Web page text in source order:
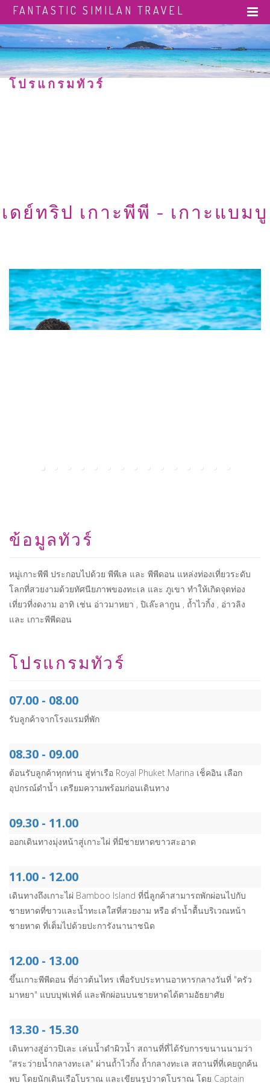
FANTASTIC SIMILAN TRAVEL
โปรแกรมทัวร์
เดย์ทริป เกาะพีพี - เกาะแบมบู
ข้อมูลทัวร์
หมู่เกาะพีพี ประกอบไปด้วย พีพีเล และ พีพีดอน แหล่งท่องเที่ยวระดับ
โลกที่สวยงามด้วยทัศนียภาพของทะเล และ ภูเขา ทำให้เกิดจุดท่อง
เที่ยวที่งดงาม อาทิ เช่น อ่าวมาหยา , ปิเล๊ะลากูน , ถ้ำไวกิ้ง , อ่าวลิง
และ เกาะพีพีดอน
โปรแกรมทัวร์
07.00 - 08.00
รับลูกค้าจากโรงแรมที่พัก
08.30 - 09.00
ต้อนรับลูกค้าทุกท่าน สู่ท่าเรือ Royal Phuket Marina เช็คอิน เลือก
อุปกรณ์ดำน้ำ เตรียมความพร้อมก่อนเดินทาง
09.30 - 11.00
ออกเดินทางมุ่งหน้าสู่เกาะไผ่ ที่มีชายหาดขาวสะอาด
11.00 - 12.00
เดินทางถึงเกาะไผ่ Bamboo Island ที่นี่ลูกค้าสามารถพักผ่อนไปกับ
ชายหาดที่ขาวและน้ำทะเลใสที่สวยงาม หรือ ดำน้ำตื้นบริเวณหน้า
ชายหาด ที่เต็มไปด้วยปะการังนานาชนิด
12.00 - 13.00
ขึ้นเกาะพีพีดอน ที่อ่าวต้นไทร เพื่อรับประทานอาหารกลางวันที่ "ครัว
มาหยา" แบบบุฟเฟ่ต์ และพักผ่อนบนชายหาดได้ตามอัธยาศัย
13.30 - 15.30
เดินทางสู่อ่าวปิเละ เล่นน้ำดำผิวน้ำ สถานที่ที่ได้รับการขนานนามว่า
"สระว่ายน้ำกลางทะเล" ผ่านถ้ำไวกิ้ง ถ้ำกลางทะเล สถานที่ที่เคยถูกค้น
พบ โดยนักเดินเรือโบราณ และเขียนรูปวาดโบราณ โดย Captain